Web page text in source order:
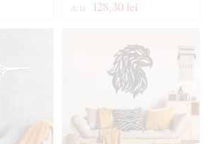
elegant – spre deosebire de autocolantele
european de emisii E1– este
interior (inclusiv camera copiilor).
în pachet?
de la 128,30 lei